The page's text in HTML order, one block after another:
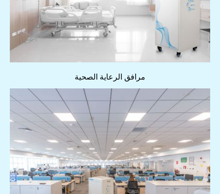
مرافق الرعاية الصحية